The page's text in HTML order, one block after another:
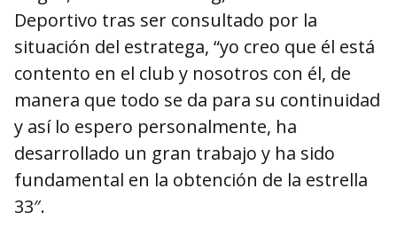
Deportivo tras ser consultado por la
situación del estratega, “yo creo que él está
contento en el club y nosotros con él, de
manera que todo se da para su continuidad
y así lo espero personalmente, ha
desarrollado un gran trabajo y ha sido
fundamental en la obtención de la estrella
33″.